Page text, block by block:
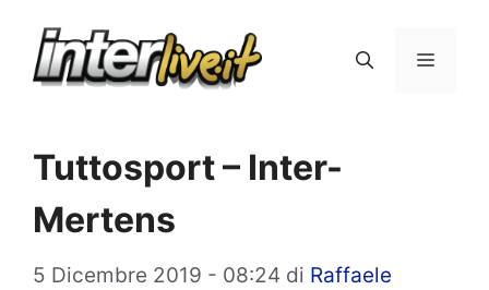
Menu
Tuttosport – Inter-
Mertens
5 Dicembre 2019 - 08:24 di Raffaele